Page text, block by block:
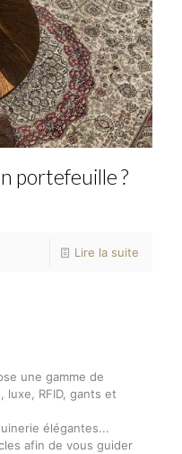
portefeuille ?
Lire la suite
une gamme de
RFID, gants et
élégantes...
afin de vous guider